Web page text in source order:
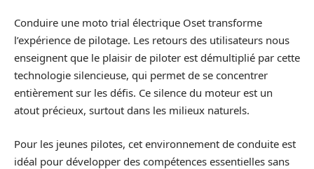
Conduire une moto trial électrique Oset transforme
l’expérience de pilotage. Les retours des utilisateurs nous
enseignent que le plaisir de piloter est démultiplié par cette
technologie silencieuse, qui permet de se concentrer
entièrement sur les défis. Ce silence du moteur est un
atout précieux, surtout dans les milieux naturels.
Pour les jeunes pilotes, cet environnement de conduite est
idéal pour développer des compétences essentielles sans